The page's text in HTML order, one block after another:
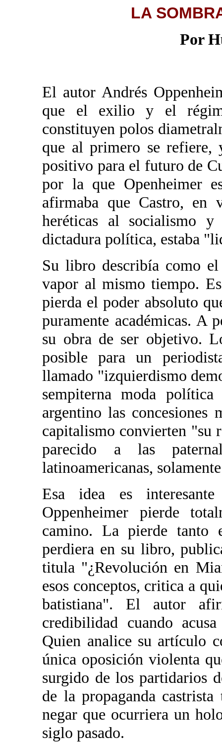
LA
Por
El autor Andrés
que el exilio y el
constituyen polos
que al primero se refiere,
positivo para el futuro de
por la que Openheimer
afirmaba que Castro, en
heréticas al socialismo y
dictadura política, estaba
Su libro describía como
vapor al mismo tiempo.
pierda el poder absoluto
puramente académicas. A
su obra de ser objetivo.
posible para un
llamado "izquierdismo
sempiterna moda
argentino las concesiones
capitalismo convierten "su
parecido a las
latinoamericanas,
Esa idea es
Oppenheimer pierde
camino. La pierde tanto
perdiera en su libro,
titula "¿Revolución en
esos conceptos, critica a
batistiana". El autor
credibilidad cuando
Quien analice su artículo
única oposición violenta
surgido de los partidarios
de la propaganda
negar que ocurriera un
siglo pasado.